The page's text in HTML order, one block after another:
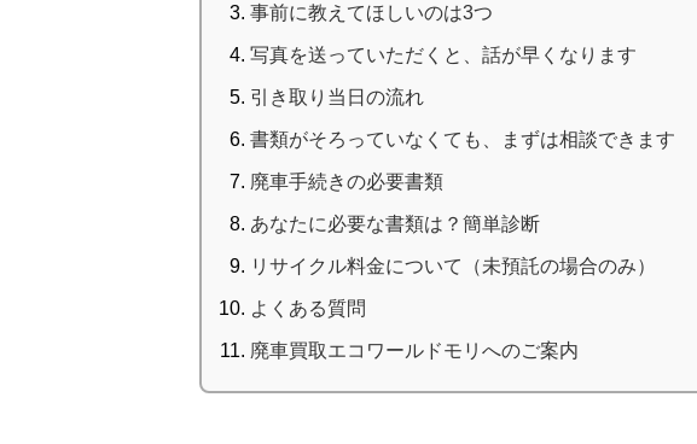
事前に教えてほしいのは3つ
写真を送っていただくと、話が早くなります
引き取り当日の流れ
書類がそろっていなくても、まずは相談できます
廃車手続きの必要書類
あなたに必要な書類は？簡単診断
リサイクル料金について（未預託の場合のみ）
よくある質問
廃車買取エコワールドモリへのご案内